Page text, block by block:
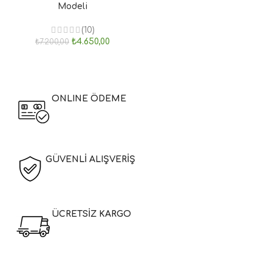
Modeli
(10)
₺7.200,00 ₺4.650,00
ONLINE ÖDEME
GÜVENLİ ALIŞVERİŞ
ÜCRETSİZ KARGO